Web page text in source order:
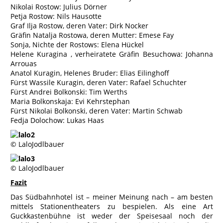
Nikolai Rostow: Julius Dörner
Petja Rostow: Nils Hausotte
Graf Ilja Rostow, deren Vater: Dirk Nocker
Gräfin Natalja Rostowa, deren Mutter: Emese Fay
Sonja, Nichte der Rostows: Elena Hückel
Helene Kuragina , verheiratete Gräfin Besuchowa: Johanna
Arrouas
Anatol Kuragin, Helenes Bruder: Elias Eilinghoff
Fürst Wassile Kuragin, deren Vater: Rafael Schuchter
Fürst Andrei Bolkonski: Tim Werths
Maria Bolkonskaja: Evi Kehrstephan
Fürst Nikolai Bolkonski, deren Vater: Martin Schwab
Fedja Dolochow: Lukas Haas
© LaloJodlbauer
© LaloJodlbauer
Fazit
Das Südbahnhotel ist – meiner Meinung nach – am besten
mittels Stationentheaters zu bespielen. Als eine Art
Guckkastenbühne ist weder der Speisesaal noch der